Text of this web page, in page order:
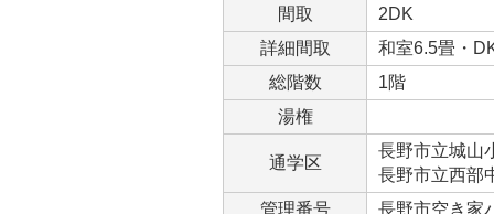
間取
2DK
詳細間取
和室6.5畳・
総階数
1階
湯権
通学区
長野市立城山
長野市立西部
管理番号
長野市空き家